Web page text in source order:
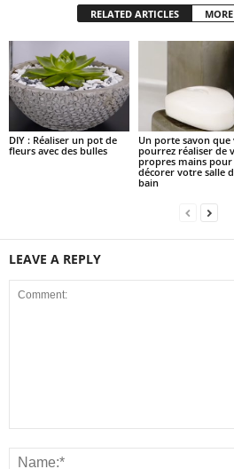
RELATED ARTICLES
DIY : Réaliser un pot de
fleurs avec des bulles
Un porte savon que
pourrez réaliser de
propres mains pour
décorer votre salle
bain
LEAVE A REPLY